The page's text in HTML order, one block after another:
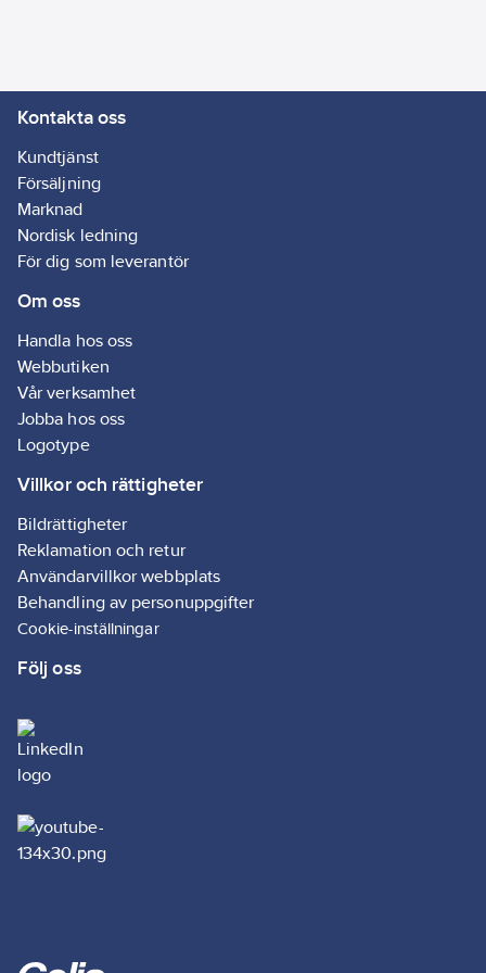
Kontakta oss
Kundtjänst
Försäljning
Marknad
Nordisk ledning
För dig som leverantör
Om oss
Handla hos oss
Webbutiken
Vår verksamhet
Jobba hos oss
Logotype
Villkor och rättigheter
Bildrättigheter
Reklamation och retur
Användarvillkor webbplats
Behandling av personuppgifter
Cookie-inställningar
Följ oss